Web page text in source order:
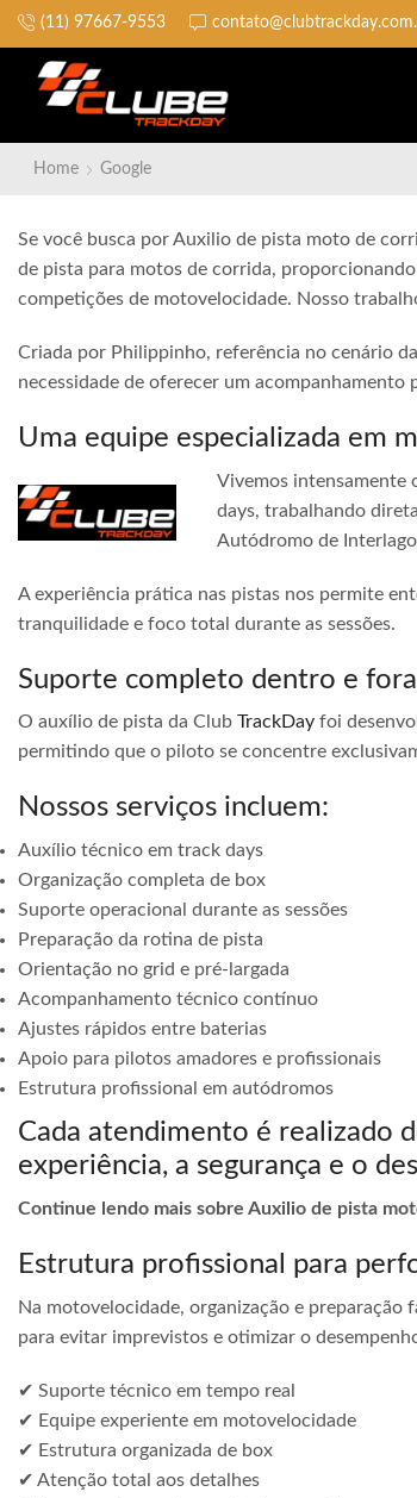
(11) 97667-9553Não perca a largada
Home Google
Se você busca por Auxilio de pista moto de
de pista para motos de corrida,
competições de motovelocidade. Nosso
Criada por Philippinho, referência no cenário
necessidade de oferecer um
Uma equipe especializada em
Vivemos intensamente
days, trabalhando
Autódromo de
A experiência prática nas pistas nos permite
tranquilidade e foco total durante as sessões.
Suporte completo dentro e
O auxílio de pista da Club TrackDay foi
permitindo que o piloto se concentre
Nossos serviços incluem:
Auxílio técnico em track days
Organização completa de box
Suporte operacional durante as sessões
Preparação da rotina de pista
Orientação no grid e pré-largada
Acompanhamento técnico contínuo
Ajustes rápidos entre baterias
Apoio para pilotos amadores e profissionais
Estrutura profissional em autódromos
Cada atendimento é realizado
experiência, a segurança e o
Continue lendo mais sobre Auxilio de pista
Estrutura profissional para
Na motovelocidade, organização e preparação
para evitar imprevistos e otimizar o
✔ Suporte técnico em tempo real
✔ Equipe experiente em motovelocidade
✔ Estrutura organizada de box
✔ Atenção total aos detalhes